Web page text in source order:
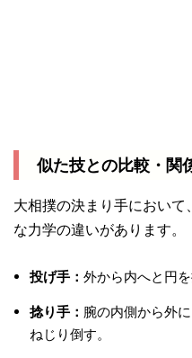
似た技との比較・関
大相撲の決まり手におい
な力学の違いがあります。
投げ手： 外から内へと円
捻り手： 腕の内側から外
ねじり倒す。